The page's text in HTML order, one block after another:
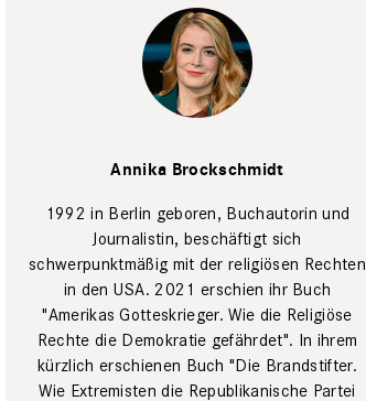
(Historikerin)
2022 in
"Markus
Lanz", ZDF TV
Fernsehen
Talkshow Talk
Show
Deutschland
Imago /
Ullstein Bild
Annika Brockschmidt
1992 in Berlin geboren, Buchautorin und
Journalistin, beschäftigt sich
schwerpunktmäßig mit der religiösen Rechten
in den USA. 2021 erschien ihr Buch
"Amerikas Gotteskrieger. Wie die Religiöse
Rechte die Demokratie gefährdet". In ihrem
kürzlich erschienen Buch "Die Brandstifter.
Wie Extremisten die Republikanische Partei